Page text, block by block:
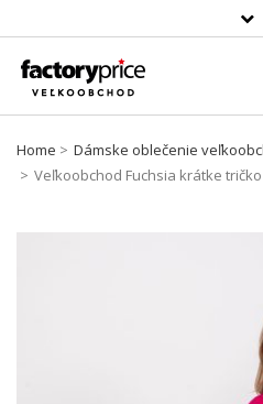
Home Dámske oblečenie
Veľkoobchod Fuchsia krátke